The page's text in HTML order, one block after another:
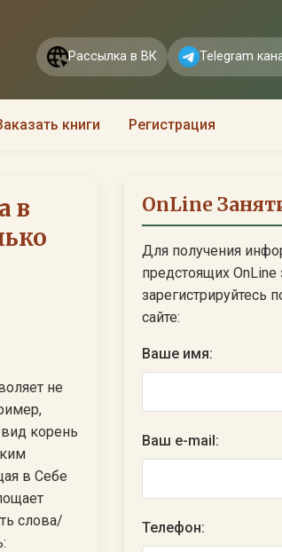
Рассылка в ВК Telegram
книги Регистрация
в
не
корень
в Себе
слова/
OnLine
Для получения
предстоящих OnLine
зарегистрируйтесь
сайте:
Ваше имя:
Ваш e-mail:
Телефон: